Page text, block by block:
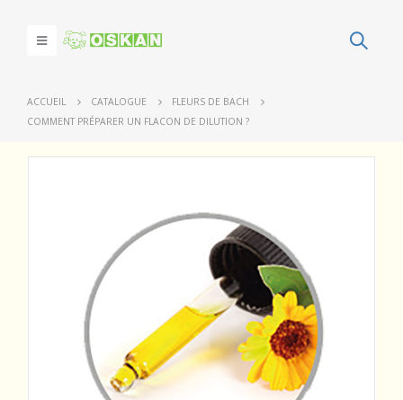
ACCUEIL CATALOGUE
FLEURS DE BACH
COMMENT PRÉPARER UN FLACON DE DILUTION ?